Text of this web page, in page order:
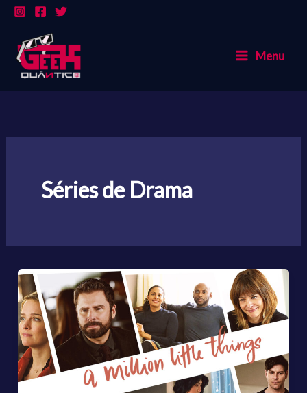
conteúdo
Menu
Séries de Drama